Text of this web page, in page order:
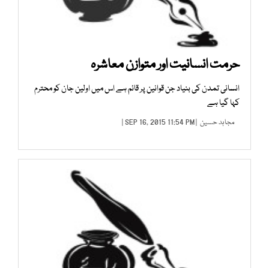
حرمت انسانیت اور متوازن معاشرہ
انسانی تمدن کی بنیاد جن قوانین پر قائم ہے اس میں اولین جان کو محترم
کہا گیا ہے
مجاہد حسین | SEP 16, 2015 11:54 PM |